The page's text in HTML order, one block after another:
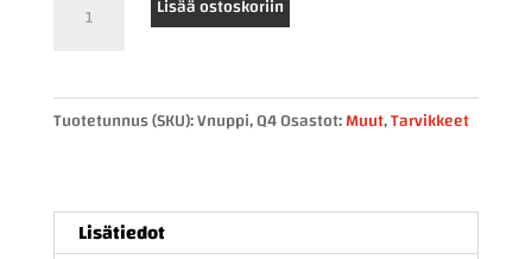
nuppi
Lisää ostoskoriin
Tuotetunnus (SKU):Vnuppi, Q4Osastot:Muut,Tarvikkeet
Lisätiedot